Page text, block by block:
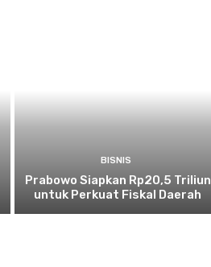
BISNIS
Prabowo Siapkan Rp20,5 Triliun
untuk Perkuat Fiskal Daerah